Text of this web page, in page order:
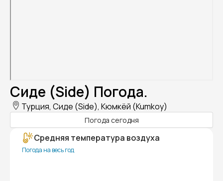
Сиде (Side) Погода.
Турция, Сиде (Side), Кюмкёй (Kumkoy)
Погода сегодня
Средняя температура воздуха
Погода на весь год